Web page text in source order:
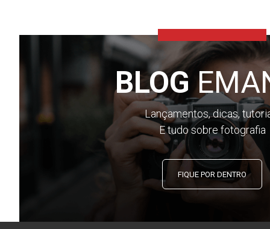
BLOG
Lançamentos, dicas,
E tudo sobre fotografia
FIQUE POR DENTRO